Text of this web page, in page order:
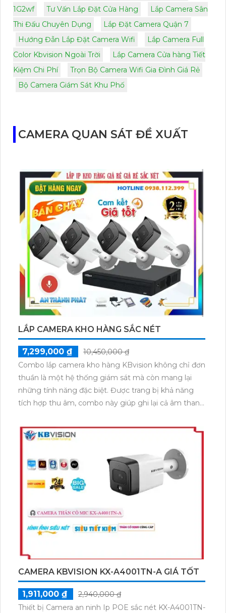
1G2wf
Tư Vấn Lắp Đặt Cửa Hàng
Lắp Camera Sân
Thi Đấu Chuyên Dụng
Lắp Đặt Camera Quận 7
Hướng Đẫn Lắp Đặt Camera Wifi
Lắp Camera Full
Color Kbvision Ngoài Trời
Lắp Camera Cửa hàng Tiết
Kiệm Chi Phí
Trọn Bộ Camera Wifi Gia Đình Giá Rẻ
Bộ Camera Giám Sát Khu Phố
CAMERA QUAN SÁT ĐỀ XUẤT
LẮP CAMERA KHO HÀNG SẮC NÉT
7,299,000 ₫
10,450,000 ₫
Combo lắp camera kho hàng KBvision không chỉ đơn
thuần là một hệ thống giám sát mà còn mang lại
những tính năng đặc biệt. Được trang bị khả năng
tích hợp thu âm, combo này giúp ghi lại cả âm thanh
tiến, hình ảnh từ camera sẽ sáng đẹp, cho phép theo
dõi mọi diễn biến một cách chi tiết. Đặc biệt, việc cài
đặt và sử dụng trên thiết bị điện thoại dễ dàng, giúp
người dùng theo dõi từ xa mọi lúc mọi nơi một cách
thuận tiện. Việc lắp đặt combo này sẽ mang lại sự an
tâm và tiện lợi cho người sử dụng.
CAMERA KBVISION KX-A4001TN-A GIÁ TỐT
1,911,000 ₫
2,940,000 ₫
Thiết bị Camera an ninh Ip POE sắc nét KX-A4001TN-